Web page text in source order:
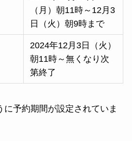
（月）朝11時～12月3
日（火）朝9時まで
2024年12月3日（火）
朝11時～無くなり次
第終了
に予約期間が設定されていま